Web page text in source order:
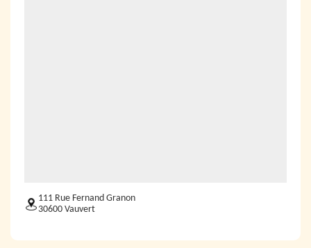
111 Rue Fernand Granon
30600 Vauvert